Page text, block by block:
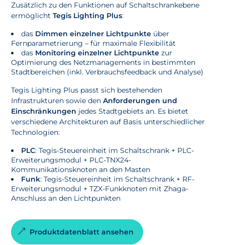
Zusätzlich zu den Funktionen auf Schaltschrankebene
ermöglichtTegis Lighting Plus:
das Dimmen einzelner Lichtpunkte über
Fernparametrierung – für maximale Flexibilität
das Monitoring einzelner Lichtpunkte zur
Optimierung des Netzmanagements in bestimmten
Stadtbereichen (inkl. Verbrauchsfeedback und Analyse)
Tegis Lighting Plus passt sich bestehenden
Infrastrukturen sowie denAnforderungen und
Einschränkungen jedes Stadtgebiets an. Es bietet
verschiedene Architekturen auf Basis unterschiedlicher
Technologien:
PLC: Tegis-Steuereinheit im Schaltschrank + PLC-
Erweiterungsmodul + PLC-TNX24-
Kommunikationsknoten an den Masten
Funk: Tegis-Steuereinheit im Schaltschrank + RF-
Erweiterungsmodul + TZX-Funkknoten mit Zhaga-
Anschluss an den Lichtpunkten
Produktdatenblatt ansehen